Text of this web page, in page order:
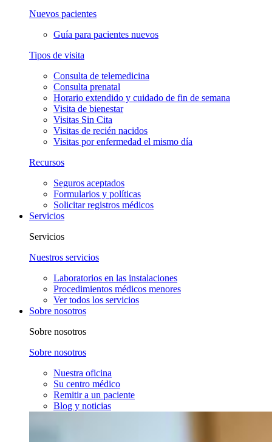
Nuevos pacientes
Guía para pacientes nuevos
Tipos de visita
Consulta de telemedicina
Consulta prenatal
Horario extendido y cuidado de fin de semana
Visita de bienestar
Visitas Sin Cita
Visitas de recién nacidos
Visitas por enfermedad el mismo día
Recursos
Seguros aceptados
Formularios y políticas
Solicitar registros médicos
Servicios
Servicios
Nuestros servicios
Laboratorios en las instalaciones
Procedimientos médicos menores
Ver todos los servicios
Sobre nosotros
Sobre nosotros
Sobre nosotros
Nuestra oficina
Su centro médico
Remitir a un paciente
Blog y noticias